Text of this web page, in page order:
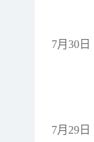
7月30日
7月29日